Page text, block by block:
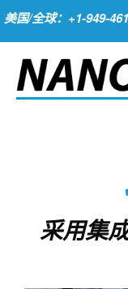
美国/全球：+1-949-
采用集